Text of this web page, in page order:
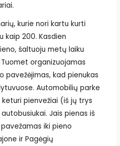
kurie nori kartu kurti
kaip 200. Kasdien
šaltuoju metų laiku
organizuojamas
pavežėjimas, kad pienukas
Automobilių parke
pienvežiai (iš jų trys
Jais pienas iš
iki pieno
ir Pagėgių